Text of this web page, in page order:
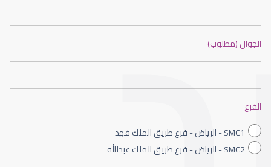
ضعف نظر الاطفال
الجوال (مطلوب)
الفرع
SMC1 - الرياض - فرع طريق الملك فهد
SMC2 - الرياض - فرع طريق الملك عبدالله